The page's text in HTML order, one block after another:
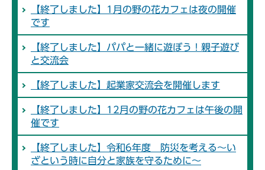
【終了しました】1月の野の花カフェは夜の開催
です
【終了しました】パパと一緒に遊ぼう！親子遊び
と交流会
【終了しました】起業家交流会を開催します
【終了しました】12月の野の花カフェは午後の開
催です
【終了しました】令和6年度 防災を考える～い
ざという時に自分と家族を守るために～